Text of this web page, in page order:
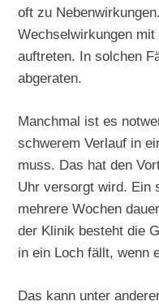
oft zu
Wechselwirkungen
auftreten. In solchen
abgeraten.
Manchmal ist es
schwerem Verlauf in
muss. Das hat den
Uhr versorgt wird. Ein
mehrere Wochen
der Klinik besteht die
in ein Loch fällt, wenn
Das kann unter